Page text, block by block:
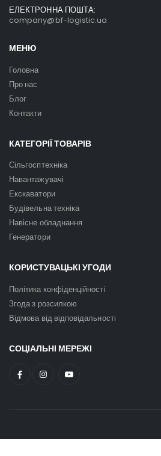
ЕЛЕКТРОННА ПОШТА:
company@bf-logistic.ua
МЕНЮ
Головна
Про нас
Блог
Контакти
КАТЕГОРІЇ ТОВАРІВ
Сільгосптехніка
Навантажувачі
Екскаватори
Будівельна техніка
Навісне обладнання
Генератори
КОРИСТУВАЦЬКІ УГОДИ
Політика конфіденційності
Згода з розсилкою
Відмова від відповідальності
СОЦІАЛЬНІ МЕРЕЖІ